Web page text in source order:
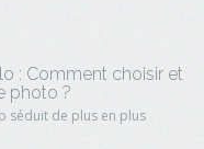
: Comment choisir et
photo ?
séduit de plus en plus